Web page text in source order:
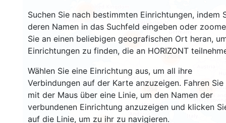
Suchen Sie nach bestimmten Einrichtungen, indem
deren Namen in das Suchfeld eingeben oder
Sie an einen beliebigen geografischen Ort heran,
Einrichtungen zu finden, die an HORIZONT
Wählen Sie eine Einrichtung aus, um all ihre
Verbindungen auf der Karte anzuzeigen. Fahren Sie
mit der Maus über eine Linie, um den Namen der
verbundenen Einrichtung anzuzeigen und klicken
auf die Linie, um zu ihr zu navigieren.
1553
1354
10039
6514
12888